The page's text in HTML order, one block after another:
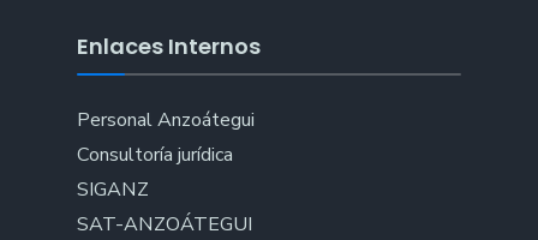
Enlaces Internos
Personal Anzoátegui
Consultoría jurídica
SIGANZ
SAT-ANZOÁTEGUI